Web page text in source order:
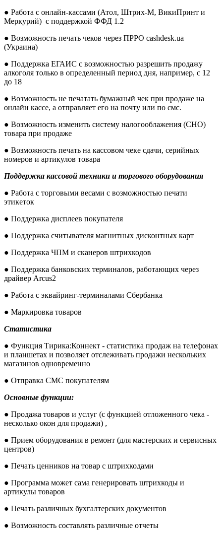
● Работа с онлайн-кассами (Атол, Штрих-М, ВикиПринт и
Меркурий) с поддержкой ФФД 1.2
● Возможность печать чеков через ПРРО cashdesk.ua
(Украина)
● Поддержка ЕГАИС с возможностью разрешить продажу
алкоголя только в определенный период дня, например, с 12
до 18
● Возможность не печатать бумажный чек при продаже на
онлайн кассе, а отправляет его на почту или по смс.
● Возможность изменить систему налогооблажения (СНО)
товара при продаже
● Возможность печать на кассовом чеке сдачи, серийных
номеров и артикулов товара
Поддержка кассовой техники и торгового оборудования
● Работа с торговыми весами с возможностью печати
этикеток
● Поддержка дисплеев покупателя
● Поддержка считывателя магнитных дисконтных карт
● Поддержка ЧПМ и сканеров штрихкодов
● Поддержка банковских терминалов, работающих через
драйвер Arcus2
● Работа с эквайринг-терминалами Сбербанка
● Маркировка товаров
Статистика
● Функция Тирика:Коннект - статистика продаж на телефонах
и планшетах и позволяет отслеживать продажи нескольких
магазинов одновременно
● Отправка СМС покупателям
Основные функции:
● Продажа товаров и услуг (с функцией отложенного чека -
несколько окон для продажи) ,
● Прием оборудования в ремонт (для мастерских и сервисных
центров)
● Печать ценников на товар с штрихкодами
● Программа может сама генерировать штрихкоды и
артикулы товаров
● Печать различных бухгалтерских документов
● Возможность составлять различные отчеты